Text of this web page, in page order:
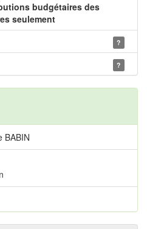
budgétaires des
seulement
?
?
BABIN